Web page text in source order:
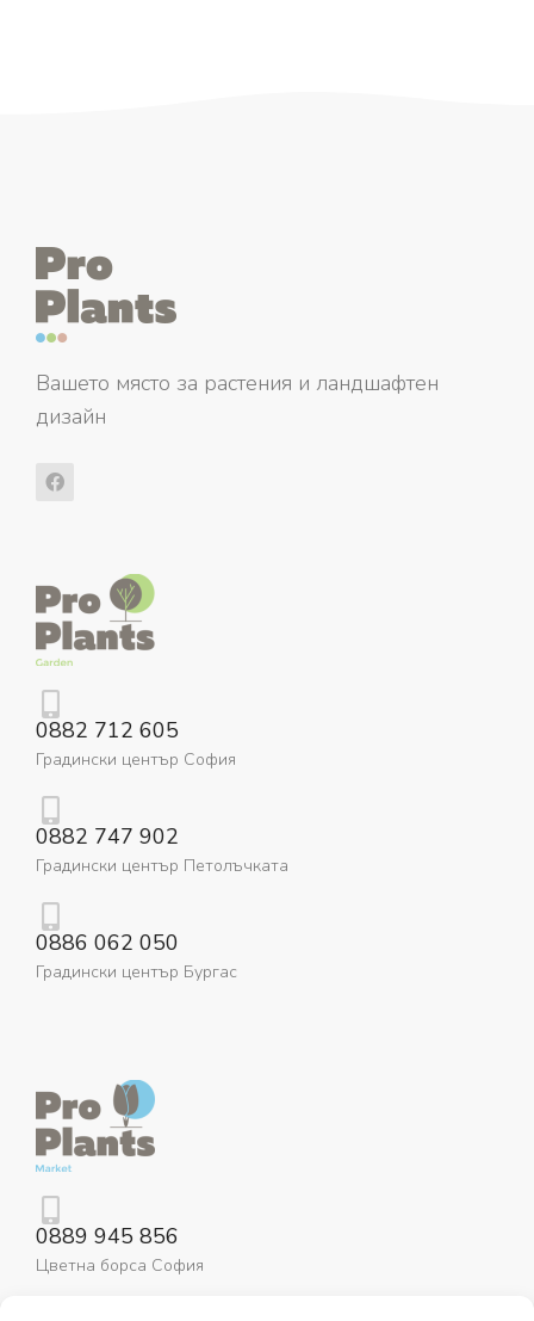
Вашето място за растения и ландшафтен
дизайн
0882 712 605
Градински център София
0882 747 902
Градински център Петолъчката
0886 062 050
Градински център Бургас
0889 945 856
Цветна борса София